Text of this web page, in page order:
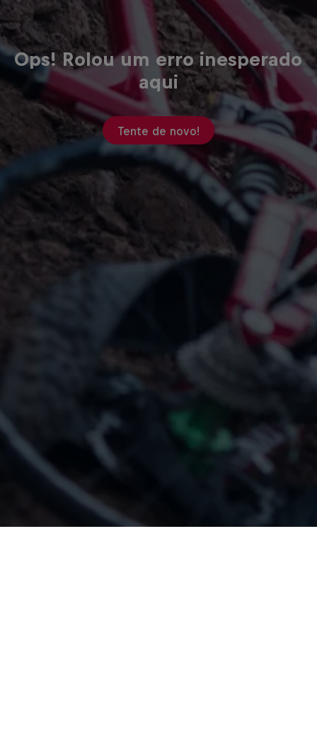
Ops! Rolou um erro inesperado
aqui
Tente de novo!